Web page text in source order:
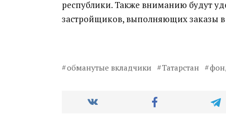
республики. Также вниманию будут
застройщиков, выполняющих заказы в
обманутые вкладчики Татарстан